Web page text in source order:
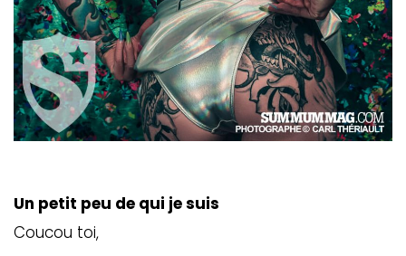
Un petit peu de qui je suis
Coucou toi,